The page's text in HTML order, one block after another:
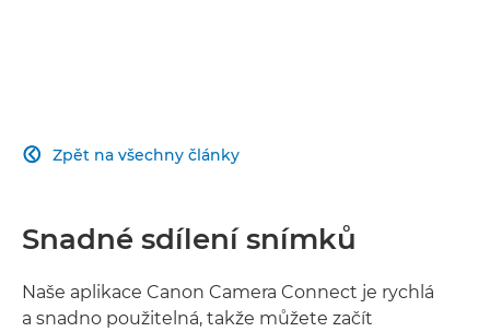
Zpět na všechny články

Snadné sdílení snímků
Naše aplikace Canon Camera Connect je rychlá
a snadno použitelná, takže můžete začít